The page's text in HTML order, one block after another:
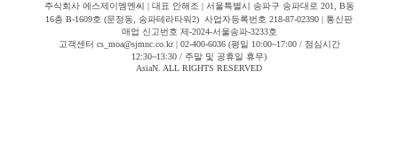
주식회사 에스제이엠엔씨 | 대표 안해조 | 서울특별시 송파구 송파대로 201, B동
16층 B-1609호 (문정동, 송파테라타워2) 사업자등록번호 218-87-02390 | 통신판
매업 신고번호 제-2024-서울송파-3233호
고객센터 cs_moa@sjmnc.co.kr | 02-400-6036 (평일 10:00~17:00 / 점심시간
12:30~13:30 / 주말 및 공휴일 휴무)
AsiaN. ALL RIGHTS RESERVED